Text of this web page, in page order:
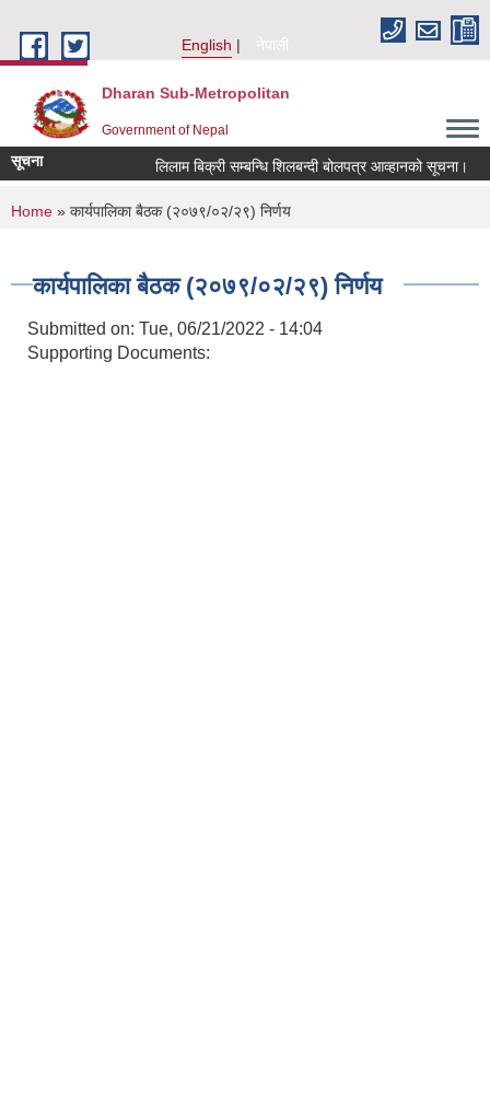
English
नेपाली
Dharan Sub-Metropolitan
Government of Nepal
सूचना लिलाम बिक्री सम्बन्धि शिलबन्दी बोलपत्र आव्हानको सूचना।
You are here
Home » कार्यपालिका बैठक (२०७९/०२/२९) निर्णय
कार्यपालिका बैठक (२०७९/०२/२९) निर्णय
Submitted on: Tue, 06/21/2022 - 14:04
Supporting Documents: